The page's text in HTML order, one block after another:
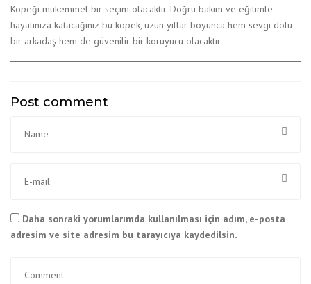
Köpeği mükemmel bir seçim olacaktır. Doğru bakım ve eğitimle
hayatınıza katacağınız bu köpek, uzun yıllar boyunca hem sevgi dolu
bir arkadaş hem de güvenilir bir koruyucu olacaktır.
Post comment
Daha sonraki yorumlarımda kullanılması için adım, e-posta
adresim ve site adresim bu tarayıcıya kaydedilsin.